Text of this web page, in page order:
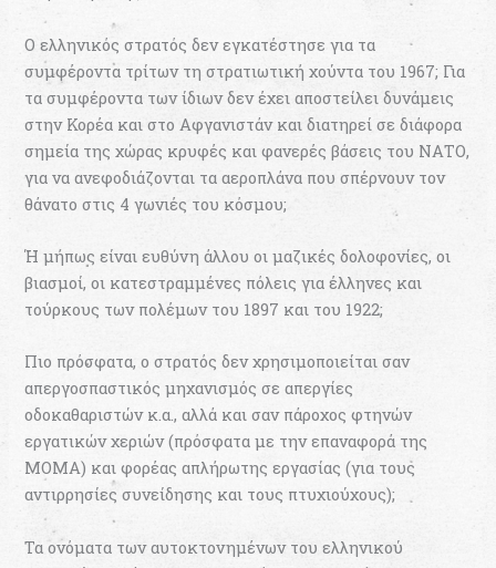
Ο ελληνικός στρατός δεν εγκατέστησε για τα
συμφέροντα τρίτων τη στρατιωτική χούντα του 1967; Για
τα συμφέροντα των ίδιων δεν έχει αποστείλει δυνάμεις
στην Κορέα και στο Αφγανιστάν και διατηρεί σε διάφορα
σημεία της χώρας κρυφές και φανερές βάσεις του ΝΑΤΟ,
για να ανεφοδιάζονται τα αεροπλάνα που σπέρνουν τον
θάνατο στις 4 γωνιές του κόσμου;
Ή μήπως είναι ευθύνη άλλου οι μαζικές δολοφονίες, οι
βιασμοί, οι κατεστραμμένες πόλεις για έλληνες και
τούρκους των πολέμων του 1897 και του 1922;
Πιο πρόσφατα, ο στρατός δεν χρησιμοποιείται σαν
απεργοσπαστικός μηχανισμός σε απεργίες
οδοκαθαριστών κ.α., αλλά και σαν πάροχος φτηνών
εργατικών χεριών (πρόσφατα με την επαναφορά της
ΜΟΜΑ) και φορέας απλήρωτης εργασίας (για τους
αντιρρησίες συνείδησης και τους πτυχιούχους);
Τα ονόματα των αυτοκτονημένων του ελληνικού